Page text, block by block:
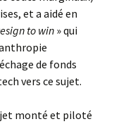
et a aidé en
to win» qui
de fonds
vers ce sujet.
monté et piloté